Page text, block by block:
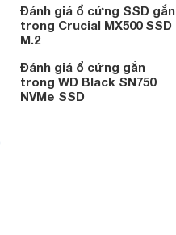
Đánh giá ổ cứng SSD gắn
trong Crucial MX500 SSD
M.2
Đánh giá ổ cứng gắn
trong WD Black SN750
NVMe SSD